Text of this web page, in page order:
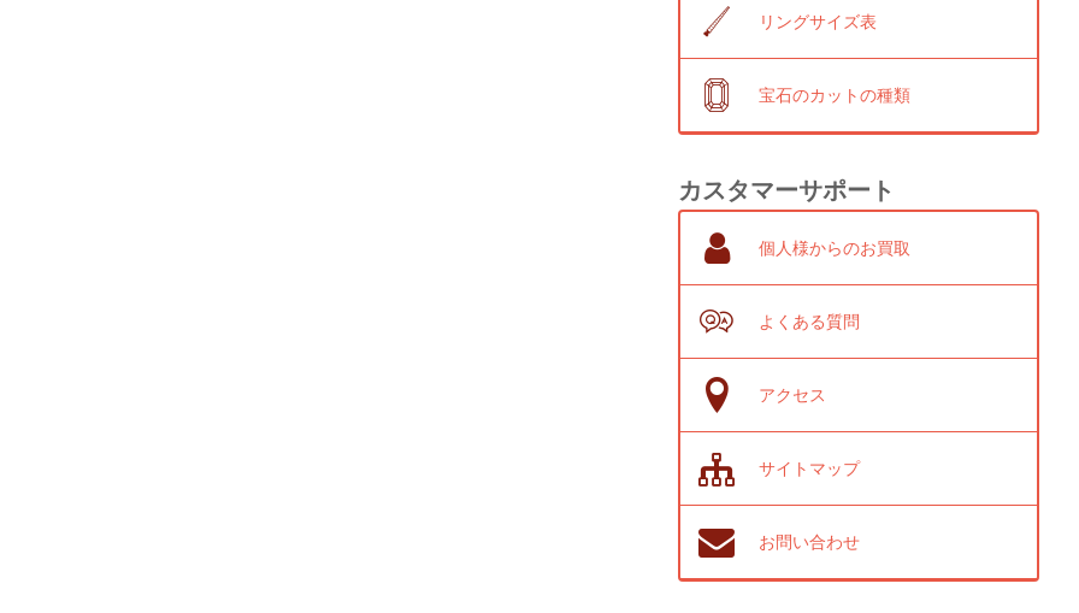
リングサイズ表
宝石のカットの種類
カスタマーサポート
個人様からのお買取
よくある質問
アクセス
サイトマップ
お問い合わせ